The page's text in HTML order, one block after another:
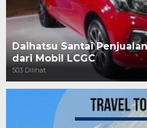
Daihatsu Santai
dari Mobil LCGC
503 Dilihat